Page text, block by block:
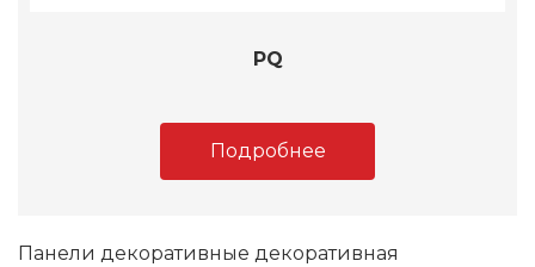
PQ
Подробнее
Панели декоративные декоративная